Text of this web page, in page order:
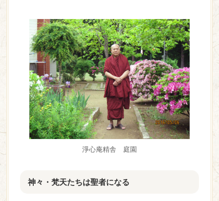
淨心庵精舎 庭園
神々・梵天たちは聖者になる